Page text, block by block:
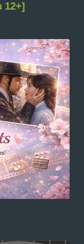
12+]